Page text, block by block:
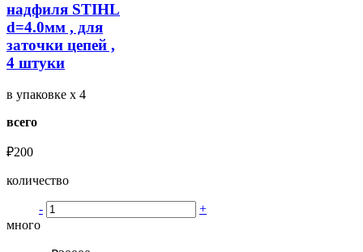
надфиля STIHL
d=4.0мм , для
заточки цепей ,
4 штуки
в упаковке x 4
всего
₽200
количество
-
+
много